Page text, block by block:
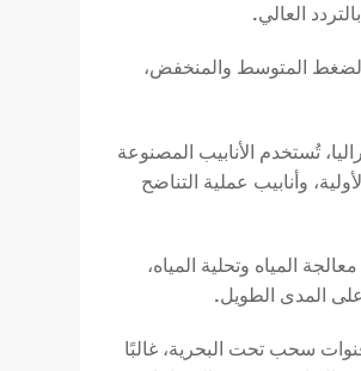
الضغط المتوسط والمنخفض،
تُستخدم الأنابيب المصنوعة
وأنابيب عملية التناضح
المياه وتحلية المياه،
سحب تحت البحرية، غالبًا